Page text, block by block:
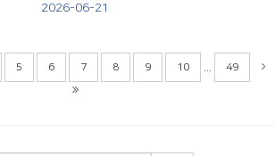
2026-06-21
5 6 7 8 9 10 49